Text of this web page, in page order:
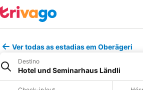
Ver todas as estadias em Oberägeri
Destino
Hotel und Seminarhaus Ländli